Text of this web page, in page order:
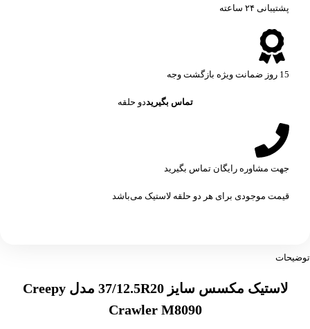
پشتیبانی ۲۴ ساعته​
15 روز ضمانت ویژه بازگشت وجه
تماس بگیریددو حلقه
جهت مشاوره رایگان تماس بگیرید
قیمت موجودی برای هر دو حلقه لاستیک می‌باشد
توضیحات
لاستیک مکسس سایز 37/12.5R20 مدل Creepy
Crawler M8090